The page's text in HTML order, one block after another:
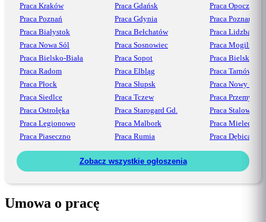
Praca Kraków
Praca Poznań
Praca Białystok
Praca Nowa Sól
Praca Bielsko-Biała
Praca Radom
Praca Płock
Praca Siedlce
Praca Ostrołęka
Praca Legionowo
Praca Piaseczno
Praca Gdańsk
Praca Gdynia
Praca Bełchatów
Praca Sosnowiec
Praca Sopot
Praca Elbląg
Praca Słupsk
Praca Tczew
Praca Starogard Gd.
Praca Malbork
Praca Rumia
Praca Opoczno
Praca Poznań
Praca Lidzbark
Praca Mogilno
Praca Bielsko
Praca Tarnów
Praca Nowy Sącz
Praca Przemyśl
Praca Stalowa
Praca Mielec
Praca Dębica
Zobacz wszystkie ogłoszenia
Umowa o pracę